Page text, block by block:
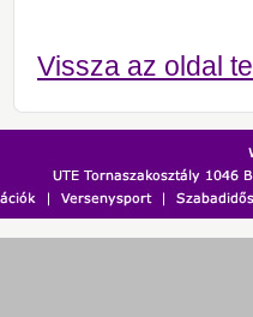
Vissza az oldal